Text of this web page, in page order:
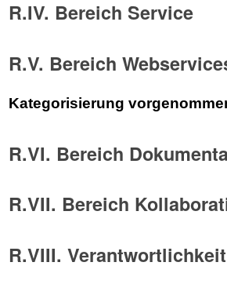
R.IV. Bereich Service
R.V. Bereich
Kategorisierung
R.VI. Bereich
R.VII. Bereich
R.VIII.